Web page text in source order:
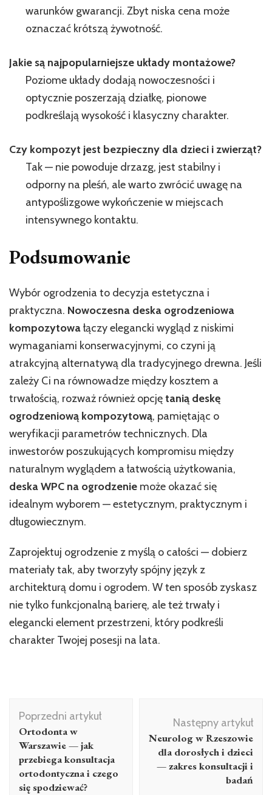
warunków gwarancji. Zbyt niska cena może
oznaczać krótszą żywotność.
Jakie są najpopularniejsze układy montażowe?
Poziome układy dodają nowoczesności i
optycznie poszerzają działkę, pionowe
podkreślają wysokość i klasyczny charakter.
Czy kompozyt jest bezpieczny dla dzieci i zwierząt?
Tak — nie powoduje drzazg, jest stabilny i
odporny na pleśń, ale warto zwrócić uwagę na
antypoślizgowe wykończenie w miejscach
intensywnego kontaktu.
Podsumowanie
Wybór ogrodzenia to decyzja estetyczna i
praktyczna. Nowoczesna deska ogrodzeniowa
kompozytowałączy elegancki wygląd z niskimi
wymaganiami konserwacyjnymi, co czyni ją
atrakcyjną alternatywą dla tradycyjnego drewna. Jeśli
zależy Ci na równowadze między kosztem a
trwałością, rozważ również opcjętanią deskę
ogrodzeniową kompozytową, pamiętając o
weryfikacji parametrów technicznych. Dla
inwestorów poszukujących kompromisu między
naturalnym wyglądem a łatwością użytkowania,
deska WPC na ogrodzenie może okazać się
idealnym wyborem — estetycznym, praktycznym i
długowiecznym.
Zaprojektuj ogrodzenie z myślą o całości — dobierz
materiały tak, aby tworzyły spójny język z
architekturą domu i ogrodem. W ten sposób zyskasz
nie tylko funkcjonalną barierę, ale też trwały i
elegancki element przestrzeni, który podkreśli
charakter Twojej posesji na lata.
Nawigacja
wpisu
Poprzedni artykuł
Ortodonta w
Warszawie — jak
przebiega konsultacja
ortodontyczna i czego
się spodziewać?
Następny artykuł
Neurolog w Rzeszowie
dla dorosłych i dzieci
— zakres konsultacji i
badań